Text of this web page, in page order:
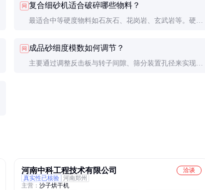
问 复合细砂机适合破碎哪些物料？
最适合中等硬度物料如石灰石、花岗岩、玄武岩等。硬度
塞。
问 成品砂细度模数如何调节？
主要通过调整反击板与转子间隙、筛分装置孔径来实现。
河南中科工程技术有限公司
洽谈
真实性已核验 河南郑州
主营： 沙子烘干机